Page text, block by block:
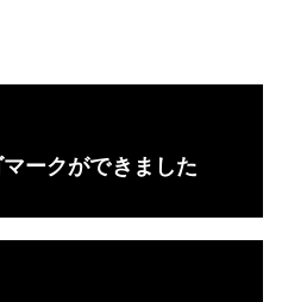
ークができました